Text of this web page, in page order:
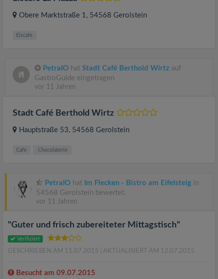
Obere Marktstraße 1, 54568 Gerolstein
Eiscafe
PetraIO hat Stadt Café Berthold Wirtz auf
GastroGuide eingetragen
vor 11 Jahren
Stadt Café Berthold Wirtz
Hauptstraße 53, 54568 Gerolstein
Cafe Chocolaterie
PetraIO hat Im Flecken - Bistro am Eifelsteig in
54568 Gerolstein bewertet.
vor 11 Jahren
"Guter und frisch zubereiteter Mittagstisch"
Verifiziert
GESCHRIEBEN AM 11.07.2015 | AKTUALISIERT AM 12.07.2015
Besucht am 09.07.2015